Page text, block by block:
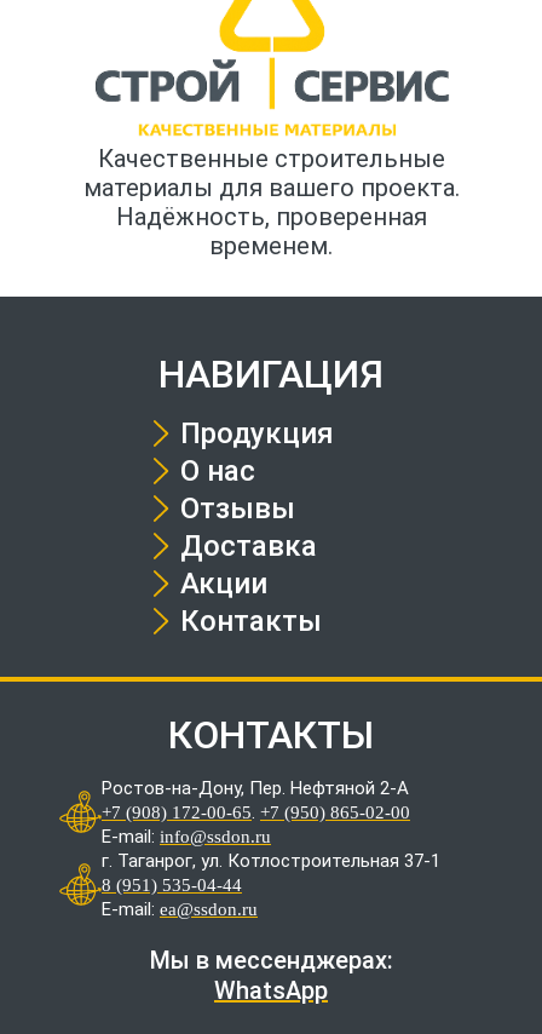
Качественные строительные
материалы для вашего проекта.
Надёжность, проверенная
временем.
НАВИГАЦИЯ
Продукция
О нас
Отзывы
Доставка
Акции
Контакты
КОНТАКТЫ
Ростов-на-Дону, Пер. Нефтяной 2-А
+7 (908) 172-00-65. +7 (950) 865-02-00
E-mail: info@ssdon.ru
г. Таганрог, ул. Котлостроительная 37-1
8 (951) 535-04-44
E-mail: ea@ssdon.ru
Мы в мессенджерах:
WhatsApp